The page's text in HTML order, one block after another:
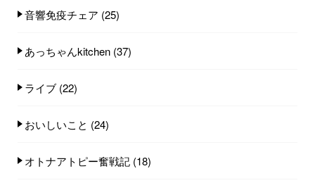
音響免疫チェア (25)
あっちゃんkitchen (37)
ライブ (22)
おいしいこと (24)
オトナアトピー奮戦記 (18)